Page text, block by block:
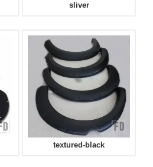
sliver
textured-black